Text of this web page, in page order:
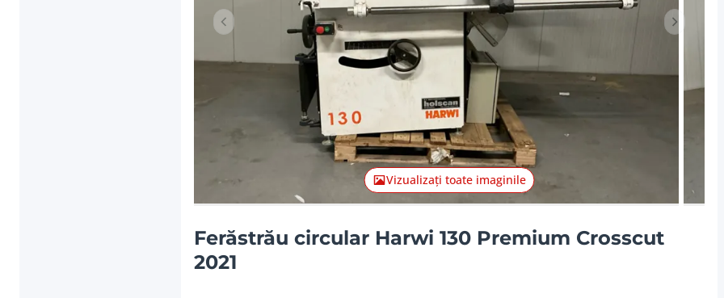
Articolul anterior Articolul
Vizualizați toate imaginile
Ferăstrău circular Harwi 130 Premium Crosscut
2021